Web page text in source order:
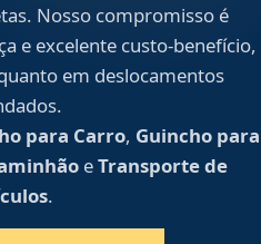
Nosso compromisso é
e excelente custo-benefício,
em deslocamentos
para Carro, Guincho para
eTransporte de
.